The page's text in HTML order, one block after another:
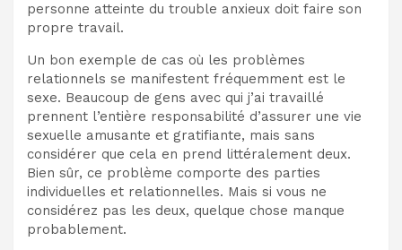
personne atteinte du trouble anxieux doit faire son
propre travail.
Un bon exemple de cas où les problèmes
relationnels se manifestent fréquemment est le
sexe. Beaucoup de gens avec qui j’ai travaillé
prennent l’entière responsabilité d’assurer une vie
sexuelle amusante et gratifiante, mais sans
considérer que cela en prend littéralement deux.
Bien sûr, ce problème comporte des parties
individuelles et relationnelles. Mais si vous ne
considérez pas les deux, quelque chose manque
probablement.